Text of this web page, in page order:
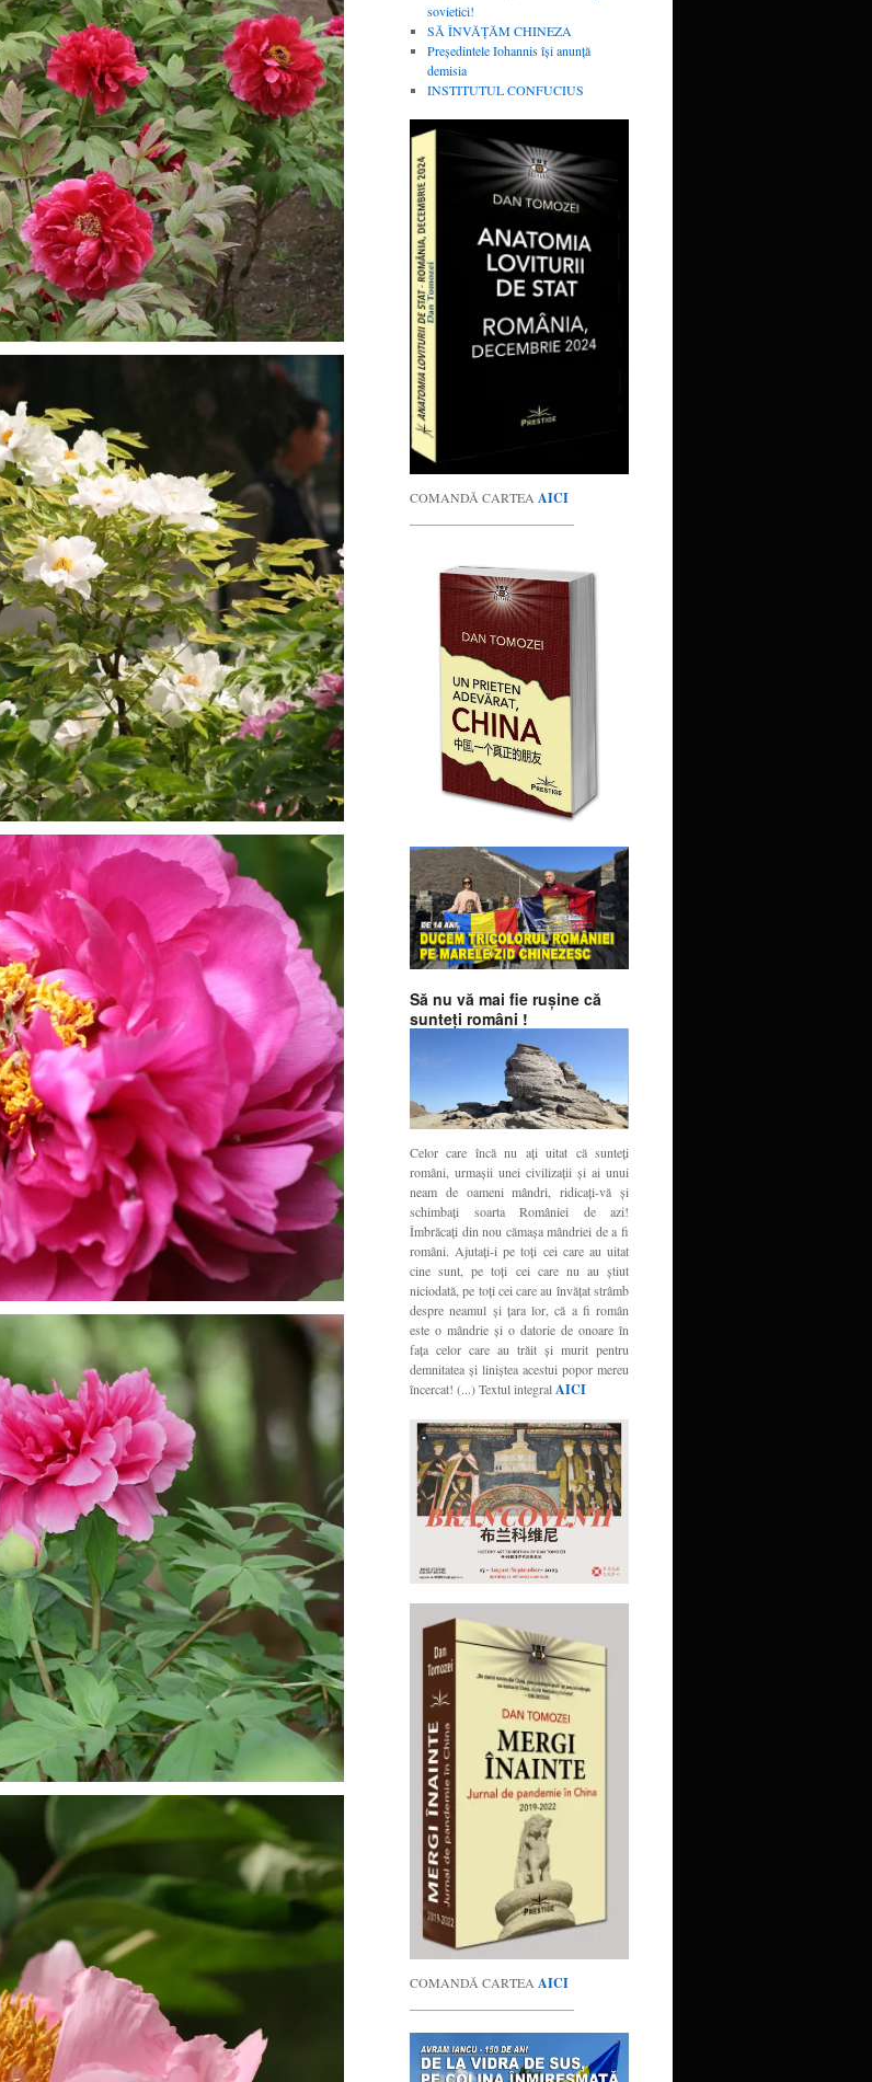
sovietici!
SĂ ÎNVĂŢĂM CHINEZA
Președintele Iohannis își anunță
demisia
INSTITUTUL CONFUCIUS
COMANDĂ CARTEA AICI
Să nu vă mai fie ruşine că
sunteţi români !
Celor care încă nu aţi uitat că sunteţi
români, urmaşii unei civilizaţii şi ai unui
neam de oameni mândri, ridicaţi-vă şi
schimbaţi soarta României de azi!
Îmbrăcaţi din nou cămaşa mândriei de a fi
români. Ajutaţi-i pe toţi cei care au uitat
cine sunt, pe toţi cei care nu au ştiut
niciodată, pe toţi cei care au învăţat strâmb
despre neamul şi ţara lor, că a fi român
este o mândrie şi o datorie de onoare în
faţa celor care au trăit şi murit pentru
demnitatea şi liniştea acestui popor mereu
încercat! (...) Textul integralAICI
COMANDĂ CARTEA AICI